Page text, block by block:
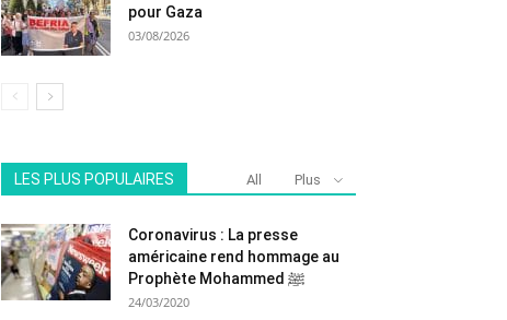
pour Gaza
03/08/2026
LES PLUS POPULAIRES All Plus
Coronavirus : La presse
américaine rend hommage au
Prophète Mohammed ﷺ
24/03/2020